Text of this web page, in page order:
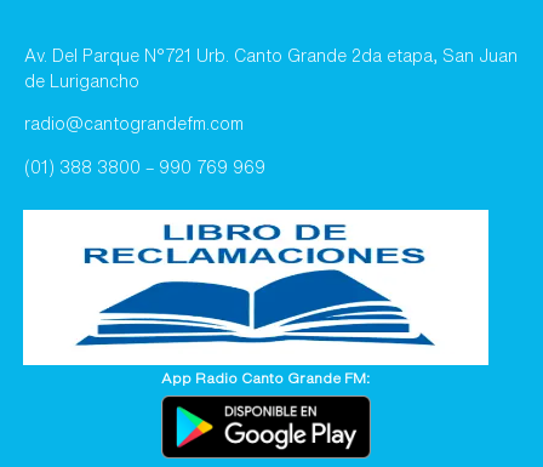
Av. Del Parque N°721 Urb. Canto Grande 2da etapa, San Juan
de Lurigancho
radio@cantograndefm.com
(01) 388 3800 – 990 769 969
App Radio Canto Grande FM: